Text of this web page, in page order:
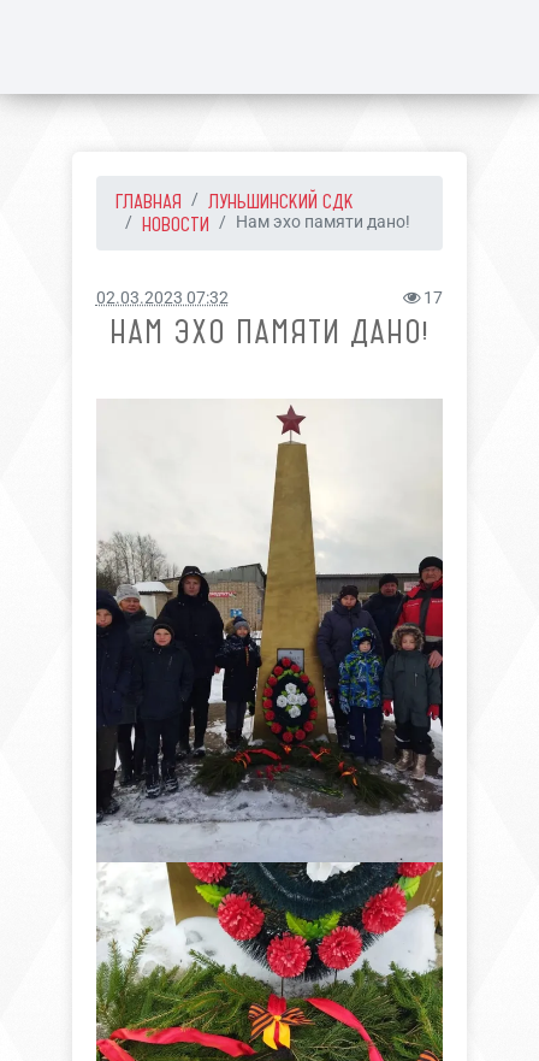
ГЛАВНАЯ
ЛУНЬШИНСКИЙ СДК
НОВОСТИ
Нам эхо памяти дано!
02.03.2023 07:32 17
НАМ ЭХО ПАМЯТИ ДАНО!